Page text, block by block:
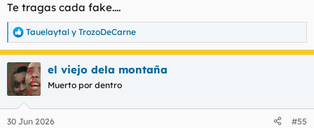
Para obtener información más detallada, consulte nuestra
página de cookies.
Aceptar cookies de terceros
Ponedlo en el 12.10 aproximadamente.
Te tragas cada fake....
R
e
a
c
c
i
e
Tauelaytal y TrozoDeCarne
el viejo dela montaña
Muerto por dentro
30 Jun 2026 #55